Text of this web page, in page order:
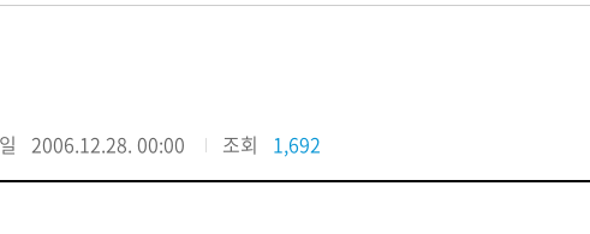
2006.12.28. 00:00 조회 1,692